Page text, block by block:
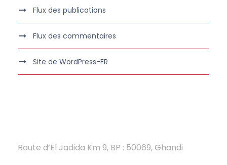
Flux des publications
Flux des commentaires
Site de WordPress-FR
Route d’El Jadida Km 9, BP : 50069, Ghandi